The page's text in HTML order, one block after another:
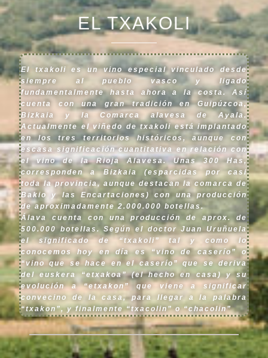
EL TXAKOLI
El txakoli es un vino especial vinculado desde
siempre al pueblo vasco y ligado
fundamentalmente hasta ahora a la costa. Así
cuenta con una gran tradición en Guipúzcoa,
Bizkaia y la Comarca alavesa de Ayala.
Actualmente el viñedo de txakoli está implantado
en los tres territorios históricos, aunque con
escasa significación cuantitativa en relación con
el vino de la Rioja Alavesa. Unas 300 Has,
corresponden a Bizkaia (esparcidas por casi
toda la provincia, aunque destacan la comarca de
Bakio y las Encartaciones) con una producción
de aproximadamente 2.000.000 botellas.
Álava cuenta con una producción de aprox. de
500.000 botellas. Según el doctor Juan Uruñuela
el significado de “txakoli” tal y como lo
conocemos hoy en día es “vino de caserío” o
“vino que se hace en el caserío” que se deriva
del euskera “etxakoa” (el hecho en casa) y su
evolución a “etxakon” que viene a significar
convecino de la casa, para llegar a la palabra
“txakon”, y finalmente “txacolin” o “chacolin”